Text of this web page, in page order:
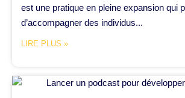
est une pratique en pleine expansion qui
d’accompagner des individus...
LIRE PLUS »